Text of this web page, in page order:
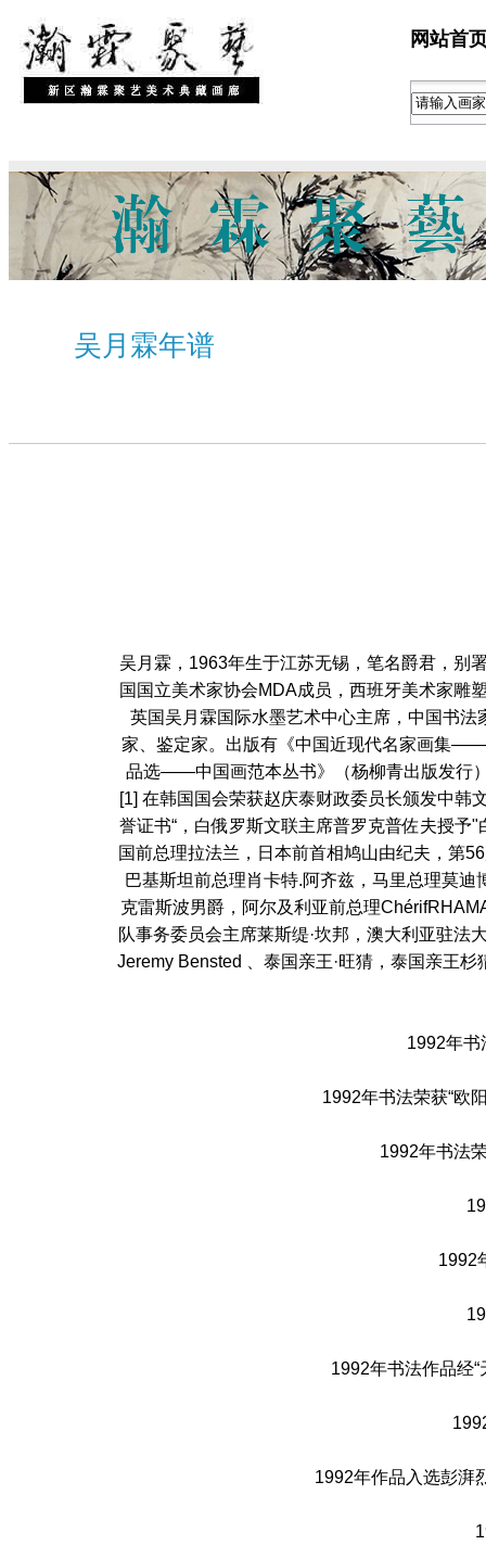
网站首
吴月霖年谱
吴月霖，1963年生于江苏无锡，笔名爵君，别
国国立美术家协会MDA成员，西班牙美术家雕
英国吴月霖国际水墨艺术中心主席，中国书
家、鉴定家。出版有《中国近现代名家画集
品选——中国画范本丛书》（杨柳青出版发行
[1] 在韩国国会荣获赵庆泰财政委员长颁发中韩
誉证书“，白俄罗斯文联主席普罗克普佐夫授予
国前总理拉法兰，日本前首相鸠山由纪夫，第
巴基斯坦前总理肖卡特.阿齐兹，马里总理莫
克雷斯波男爵，阿尔及利亚前总理
队事务委员会主席莱斯缇·坎邦，澳大利亚驻法
Jeremy Bensted 、泰国亲王·旺猜，泰国亲王
1992年书
1992年书法荣获“欧
1992年书法
1992
1992年书法作品经
1992年作品入选彭湃